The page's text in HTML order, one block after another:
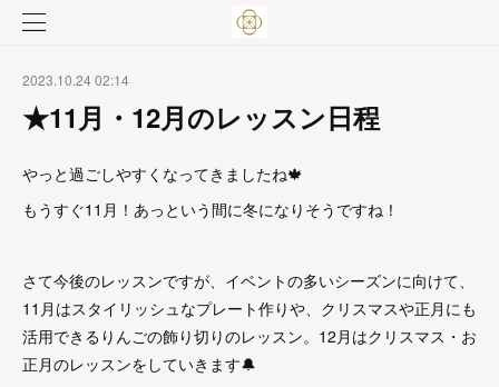
2023.10.24 02:14
★11月・12月のレッスン日程
やっと過ごしやすくなってきましたね🍁
もうすぐ11月！あっという間に冬になりそうですね！
さて今後のレッスンですが、イベントの多いシーズンに向けて、
11月はスタイリッシュなプレート作りや、クリスマスや正月にも
活用できるりんごの飾り切りのレッスン。12月はクリスマス・お
正月のレッスンをしていきます🔔